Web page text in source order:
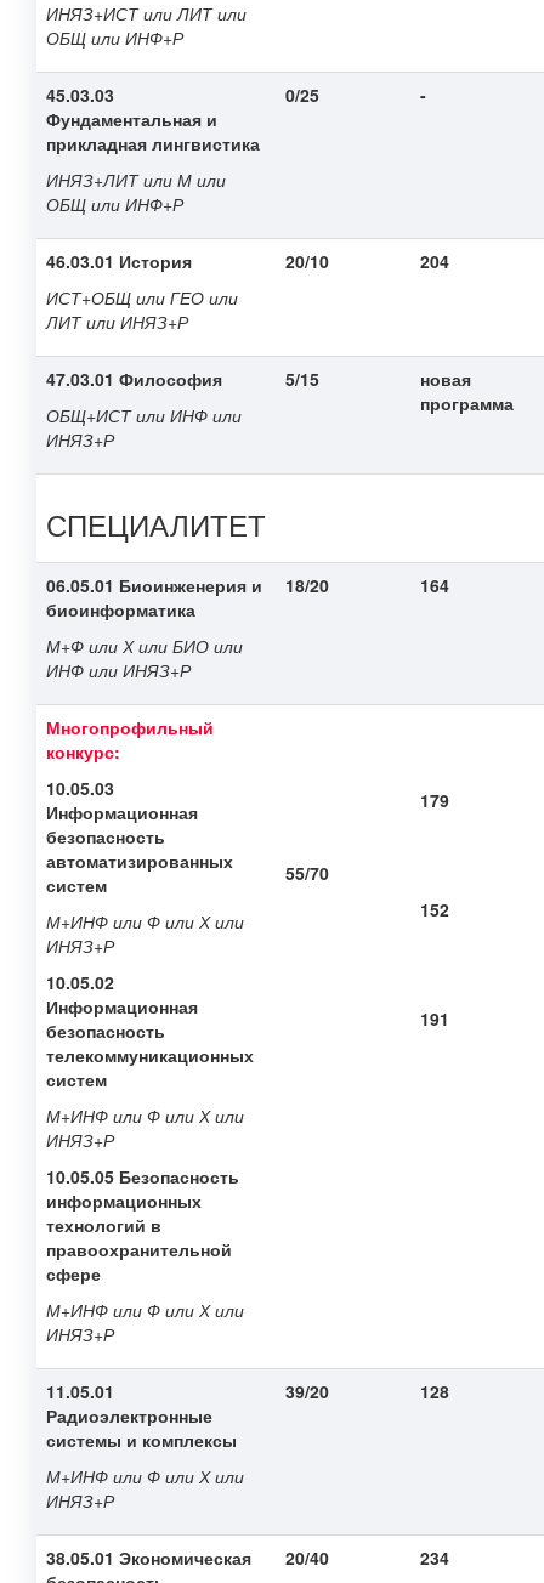
ИНЯЗ+ИСТ или ЛИТ или
ОБЩ или ИНФ+Р
45.03.03
Фундаментальная и
прикладная лингвистика
ИНЯЗ+ЛИТ или М или
ОБЩ или ИНФ+Р
0/25 -
46.03.01 История
ИСТ+ОБЩ или ГЕО или
ЛИТ или ИНЯЗ+Р
20/10 204
47.03.01 Философия
ОБЩ+ИСТ или ИНФ или
ИНЯЗ+Р
5/15
новая
программа
СПЕЦИАЛИТЕТ
06.05.01 Биоинженерия и
биоинформатика
М+Ф или Х или БИО или
ИНФ или ИНЯЗ+Р
18/20 164
Многопрофильный
конкурс:
10.05.03
Информационная
безопасность
автоматизированных
систем
М+ИНФ или Ф или Х или
ИНЯЗ+Р
10.05.02
Информационная
безопасность
телекоммуникационных
систем
М+ИНФ или Ф или Х или
ИНЯЗ+Р
10.05.05 Безопасность
информационных
технологий в
правоохранительной
сфере
М+ИНФ или Ф или Х или
ИНЯЗ+Р
55/70
179
152
191
11.05.01
Радиоэлектронные
системы и комплексы
М+ИНФ или Ф или Х или
ИНЯЗ+Р
39/20 128
38.05.01 Экономическая
20/40 234